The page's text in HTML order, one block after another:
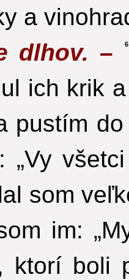
a
dlhov. –
6
ich krik
pustím
„Vy
som
im:
ktorí boli